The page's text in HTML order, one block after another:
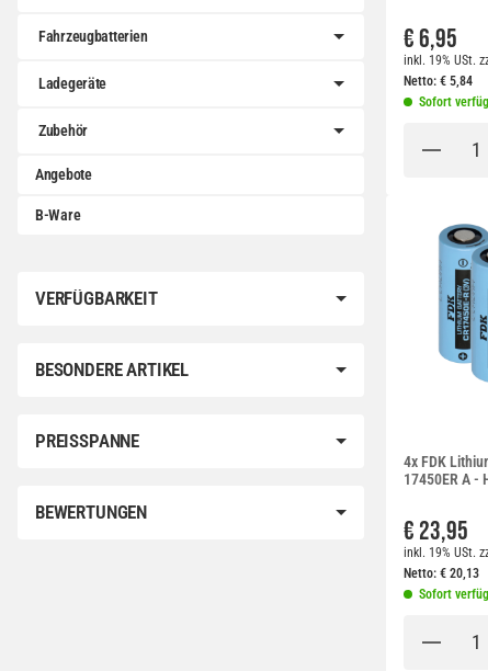
€ 6,95
inkl. 19% USt.
Netto: € 5,84
Sofort
4x FDK
17450ER A -
€ 23,95
inkl. 19% USt.
Netto: € 20,13
Sofort
Fahrzeugbatterien
Ladegeräte
Zubehör
Angebote
B-Ware
VERFÜGBARKEIT
BESONDERE ARTIKEL
PREISSPANNE
BEWERTUNGEN